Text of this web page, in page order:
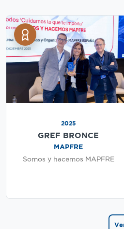
2025
GREF BRONCE
MAPFRE
Somos y hacemos MAPFRE